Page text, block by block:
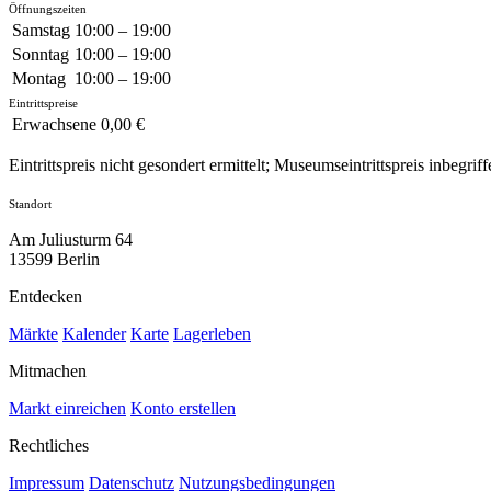
Öffnungszeiten
Samstag 10:00 – 19:00
Sonntag 10:00 – 19:00
Montag 10:00 – 19:00
Eintrittspreise
Erwachsene 0,00 €
Eintrittspreis nicht gesondert ermittelt; Museumseintrittspreis
Standort
Am Juliusturm 64
13599 Berlin
Entdecken
Märkte Kalender Karte Lagerleben
Mitmachen
Markt einreichen Konto erstellen
Rechtliches
Impressum Datenschutz Nutzungsbedingungen